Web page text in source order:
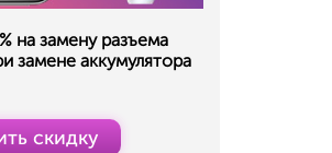
на замену разъема
замене аккумулятора
скидку